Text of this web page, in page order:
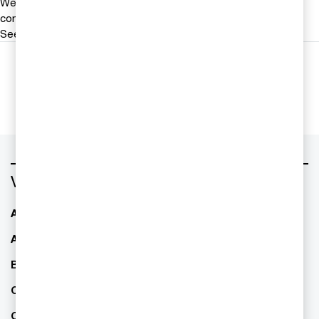
compete at a speed that rewrites the rules
See how
Vad vill du ha hjälp med?
AI - Artificiell Intelligens
Allianser & partnerskap
Bolagsstyrning
CFO Services
Consulting